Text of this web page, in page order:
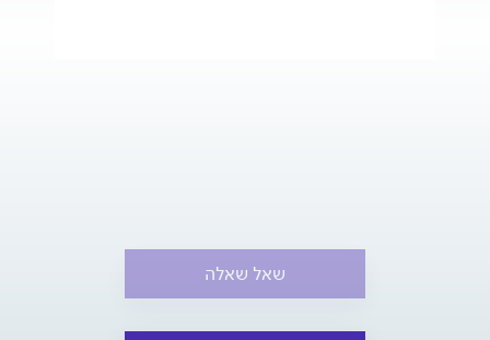
שאל שאלה